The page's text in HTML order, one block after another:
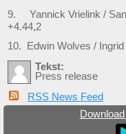
9. Yannick Vrielink /
+4.44,2
10. Edwin Wolves /
Tekst:
Press release
RSS News Feed